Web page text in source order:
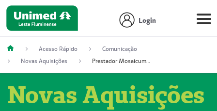
Login
Acesso Rápido
Comunicação
Novas Aquisições
Prestador Mosaicum Espaço Clínico Eireli (51004355-5)
Novas Aquisições